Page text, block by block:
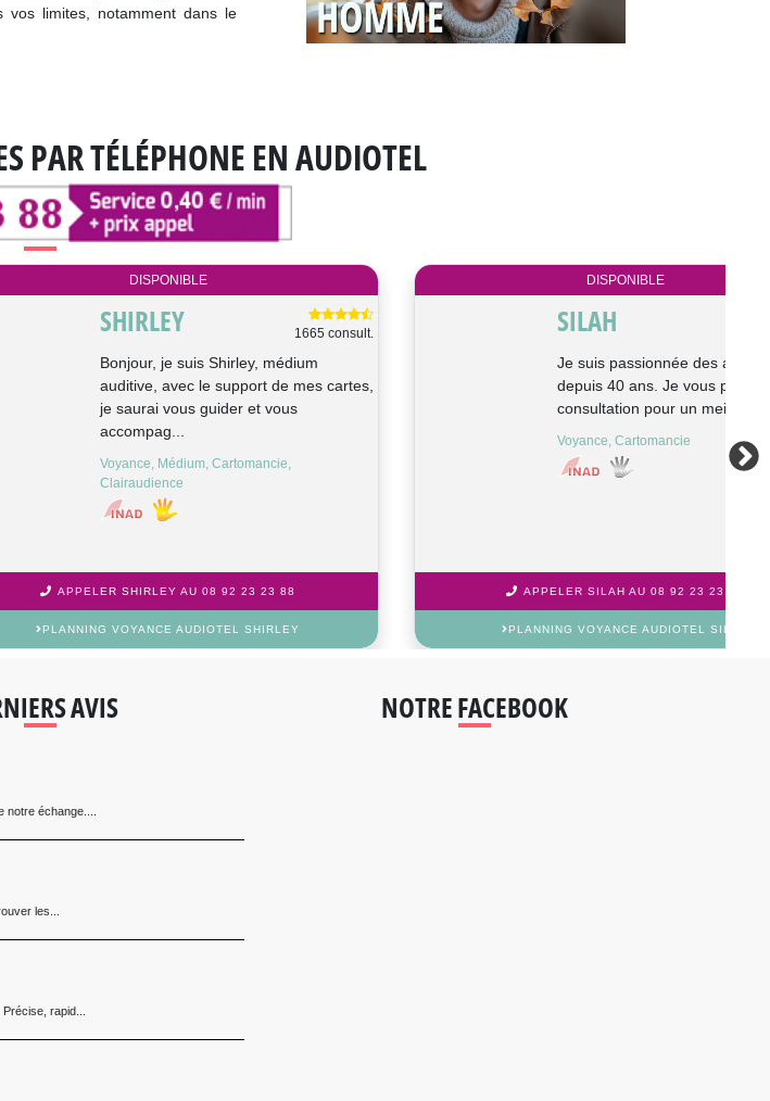
vos limites, notamment dans le
PAR TÉLÉPHONE EN AUDIOTEL
1665 consult.
je suis Shirley, médium
avec le support de mes cartes,
vous guider et vous
Médium, Cartomancie,
AU 08 92 23 23 88
AUDIOTEL SHIRLEY
Je suis passionnée des arts divinatoires
depuis 40 ans. Je vous propose une
consultation pour un meilleur choi...
Voyance, Cartomancie
APPELER SILAH AU 08 92 23 23 88
PLANNING VOYANCE AUDIOTEL SILAH
AVIS
échange....
les...
rapid...
NOTRE FACEBOOK